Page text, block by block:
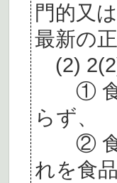
門的又
最新の
(2)
① 食品
らず、
② 食品
れを食